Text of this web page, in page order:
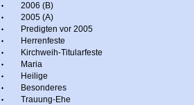
2006 (B)
2005 (A)
Predigten vor 2005
Herrenfeste
Kirchweih-Titularfeste
Maria
Heilige
Besonderes
Trauung-Ehe